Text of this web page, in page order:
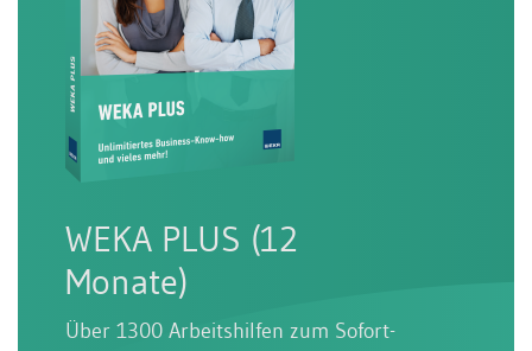
WEKA PLUS (12
Monate)
Über 1300 Arbeitshilfen zum Sofort-